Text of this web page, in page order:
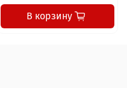
В корзину